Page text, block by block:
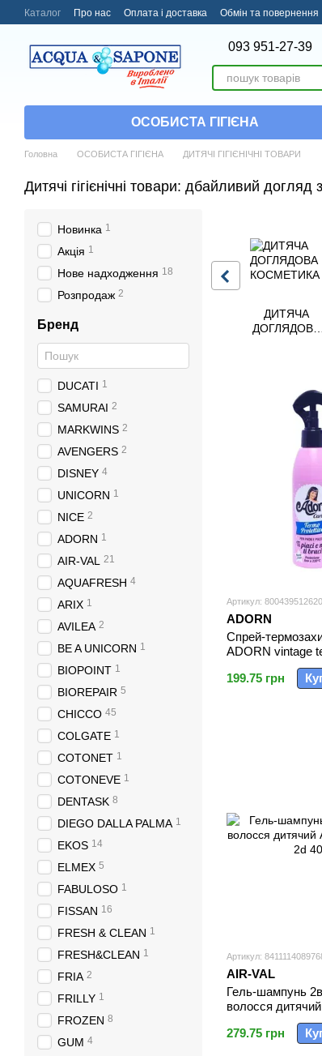
Перейти до основного контенту
Каталог Про нас Оплата і доставка Обмін та повернення
093 951-27-39
ОСОБИСТА ГІГІЄНА
Головна ОСОБИСТА ГІГІЄНА ДИТЯЧІ ГІГІЄНІЧНІ ТОВАРИ
Дитячі гігієнічні товари: дбайливий догляд
ДИТЯЧА
ДОГЛЯДОВА
Артикул:
ADORN
Спрей-
ADORN vintage
199.75 грн
Артикул:
AIR-VAL
Гель-шампунь
волосся
s/g 2d 400 мл.
279.75 грн
Новинка 1
Акція 1
Нове надходження 18
Розпродаж 2
Бренд
DUCATI 1
SAMURAI 2
MARKWINS 2
AVENGERS 2
DISNEY 4
UNICORN 1
NICE 2
ADORN 1
AIR-VAL 21
AQUAFRESH 4
ARIX 1
AVILEA 2
BE A UNICORN 1
BIOPOINT 1
BIOREPAIR 5
CHICCO 45
COLGATE 1
COTONET 1
COTONEVE 1
DENTASK 8
DIEGO DALLA PALMA 1
EKOS 14
ELMEX 5
FABULOSO 1
FISSAN 16
FRESH & CLEAN 1
FRESH&CLEAN 1
FRIA 2
FRILLY 1
FROZEN 8
GUM 4